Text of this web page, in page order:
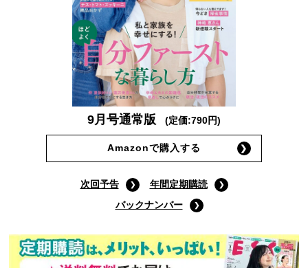
9月号通常版 (定価:790円)
Amazonで購入する
次回予告
年間定期購読
バックナンバー